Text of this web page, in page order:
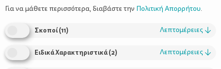
Για να μάθετε περισσότερα, διαβάστε την Πολιτική Απορρήτου.
Σκοποί(11) Λεπτομέρειες ↓
Ειδικά Χαρακτηριστικά(2) Λεπτομέρειες ↓